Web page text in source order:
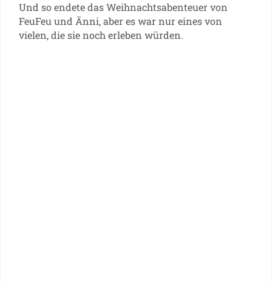
Und so endete das Weihnachtsabenteuer von
FeuFeu und Änni, aber es war nur eines von
vielen, die sie noch erleben würden.